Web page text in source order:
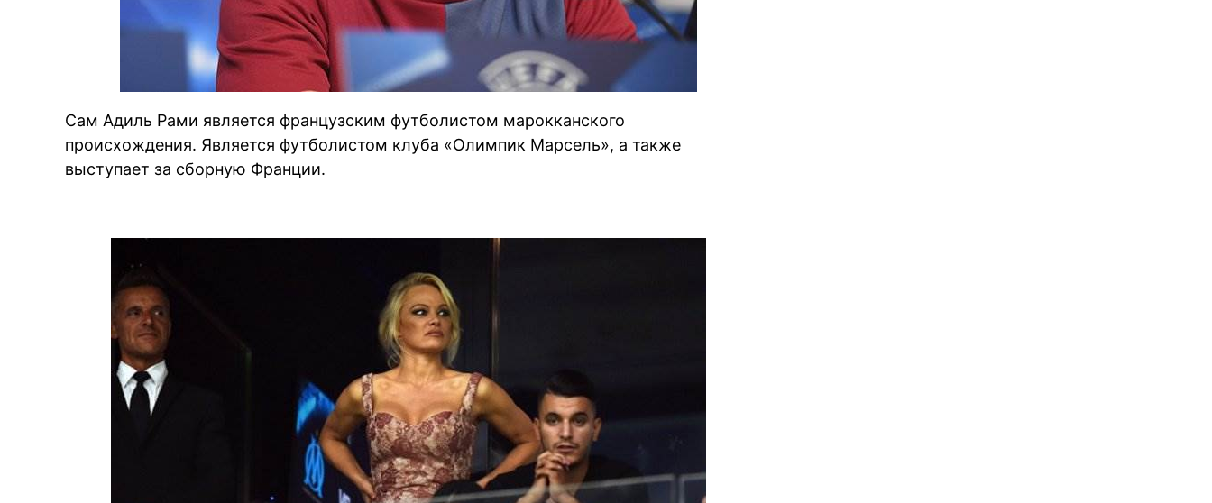
Сам Адиль Рами является французским футболистом марокканского
происхождения. Является футболистом клуба «Олимпик Марсель», а также
выступает за сборную Франции.